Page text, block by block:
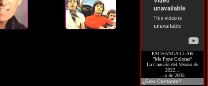
PACHANGA CLAB
"Me Pone Colorao"
La Canción del Verano de
2022...
...o de 2035
¿Eres Cantante?